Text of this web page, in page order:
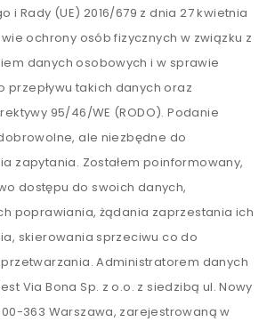
i Rady (UE) 2016/679 z dnia 27 kwietnia
ochrony osób fizycznych w związku z
danych osobowych i w sprawie
przepływu takich danych oraz
95/46/WE (RODO). Podanie
ale niezbędne do
zapytania. Zostałem poinformowany,
dostępu do swoich danych,
poprawiania, żądania zaprzestania ich
skierowania sprzeciwu co do
Administratorem danych
Via Bona Sp. z o.o. z siedzibą ul. Nowy
363 Warszawa, zarejestrowaną w